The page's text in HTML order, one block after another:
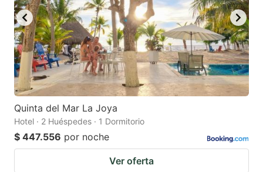
Quinta del Mar La Joya
Hotel · 2 Huéspedes · 1 Dormitorio
$ 447.556 por noche
Ver oferta